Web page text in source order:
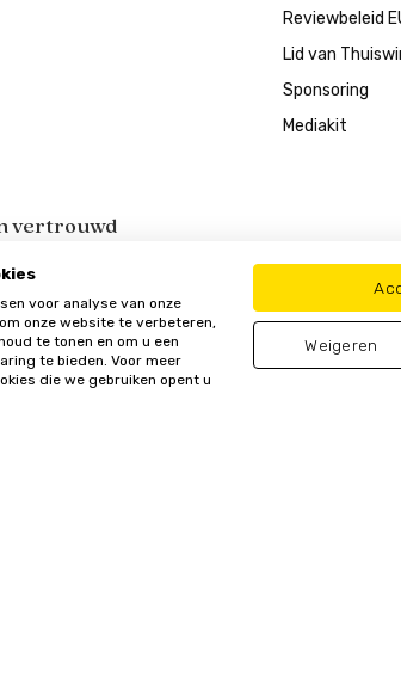
Reviewbeleid
Lid van
Sponsoring
Mediakit
vertrouwd
voor analyse van onze
onze website te verbeteren,
te tonen en om u een
te bieden. Voor meer
die we gebruiken opent u
Weigeren